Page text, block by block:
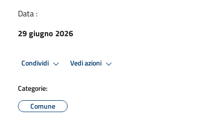
Data :
29 giugno 2026
Condividi Vedi azioni
Categorie:
Comune